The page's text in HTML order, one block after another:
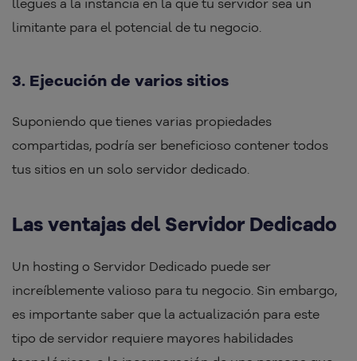
limitante para el potencial de tu negocio.
3. Ejecución de varios sitios
Suponiendo que tienes varias propiedades
compartidas, podría ser beneficioso contener todos
tus sitios en un solo servidor dedicado.
Las ventajas del Servidor Dedicado
Un hosting o Servidor Dedicado puede ser
increíblemente valioso para tu negocio. Sin embargo,
es importante saber que la actualización para este
tipo de servidor requiere mayores habilidades